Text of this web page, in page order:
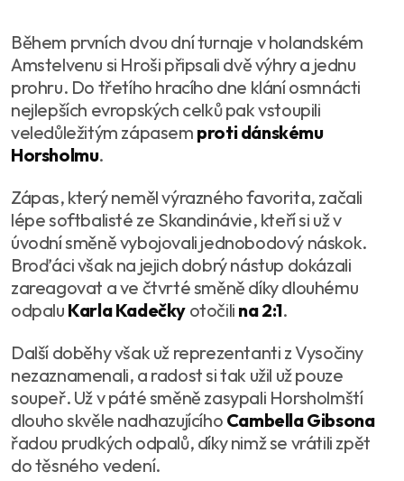
Během prvních dvou dní turnaje v holandském
Amstelvenu si Hroši připsali dvě výhry a jednu
prohru. Do třetího hracího dne klání osmnácti
nejlepších evropských celků pak vstoupili
veledůležitým zápasem proti dánskému
Horsholmu.
Zápas, který neměl výrazného favorita, začali
lépe softbalisté ze Skandinávie, kteří si už v
úvodní směně vybojovali jednobodový náskok.
Broďáci však na jejich dobrý nástup dokázali
zareagovat a ve čtvrté směně díky dlouhému
odpalu Karla Kadečky otočili na 2:1.
Další doběhy však už reprezentanti z Vysočiny
nezaznamenali, a radost si tak užil už pouze
soupeř. Už v páté směně zasypali Horsholmští
dlouho skvěle nadhazujícího Cambella Gibsona
řadou prudkých odpalů, díky nimž se vrátili zpět
do těsného vedení.